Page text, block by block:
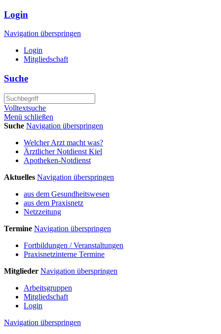
Login
Navigation überspringen
Login
Mitgliedschaft
Suche
Volltextsuche
Menü schließen
Suche Navigation überspringen
Welcher Arzt macht was?
Ärztlicher Notdienst Kiel
Apotheken-Notdienst
Aktuelles Navigation überspringen
aus dem Gesundheitswesen
aus dem Praxisnetz
Netzzeitung
Termine Navigation überspringen
Fortbildungen / Veranstaltungen
Praxisnetzinterne Termine
Mitglieder Navigation überspringen
Arbeitsgruppen
Mitgliedschaft
Login
Navigation überspringen